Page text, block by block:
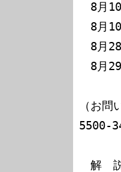
8月10
8月10
8月
8月
（お
5500-
解　